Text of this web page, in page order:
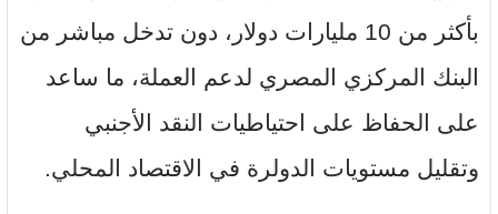
بأكثر من 10 مليارات دولار، دون تدخل مباشر من
البنك المركزي المصري لدعم العملة، ما ساعد
على الحفاظ على احتياطيات النقد الأجنبي
وتقليل مستويات الدولرة في الاقتصاد المحلي.